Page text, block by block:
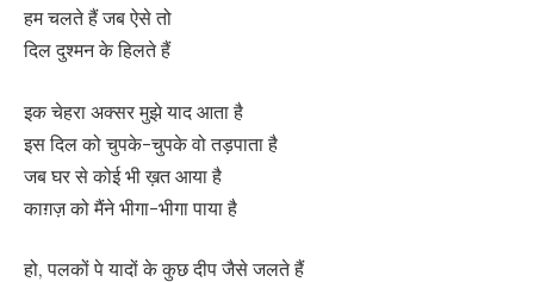
हम चलते हैं जब ऐसे तो
दिल दुश्मन के हिलते हैं
इक चेहरा अक्सर मुझे याद आता है
इस दिल को चुपके-चुपके वो तड़पाता है
जब घर से कोई भी ख़त आया है
काग़ज़ को मैंने भीगा-भीगा पाया है
हो, पलकों पे यादों के कुछ दीप जैसे जलते हैं